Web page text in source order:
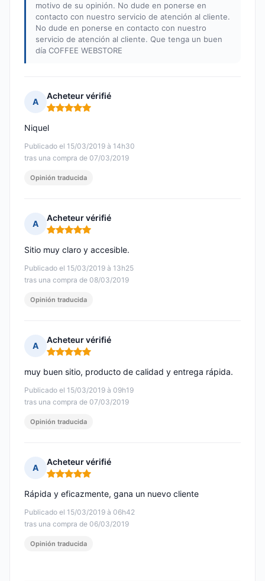
motivo de su opinión. No dude en ponerse en
contacto con nuestro servicio de atención al cliente.
No dude en ponerse en contacto con nuestro
servicio de atención al cliente. Que tenga un buen
día COFFEE WEBSTORE
A
Acheteur vérifié
Nota: 5 de 5
Publicado el 15/03/2019 à 14h30
tras una compra de 07/03/2019
Niquel
Opinión traducida
A
Acheteur vérifié
Nota: 5 de 5
Publicado el 15/03/2019 à 13h25
tras una compra de 08/03/2019
Sitio muy claro y accesible.
Opinión traducida
A
Acheteur vérifié
Nota: 5 de 5
Publicado el 15/03/2019 à 09h19
tras una compra de 07/03/2019
muy buen sitio, producto de calidad y entrega rápida.
Opinión traducida
A
Acheteur vérifié
Nota: 5 de 5
Publicado el 15/03/2019 à 06h42
tras una compra de 06/03/2019
Rápida y eficazmente, gana un nuevo cliente
Opinión traducida